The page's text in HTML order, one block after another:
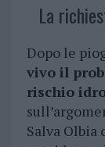
La
Dopo le
vivo il
rischio
Salva Olbia